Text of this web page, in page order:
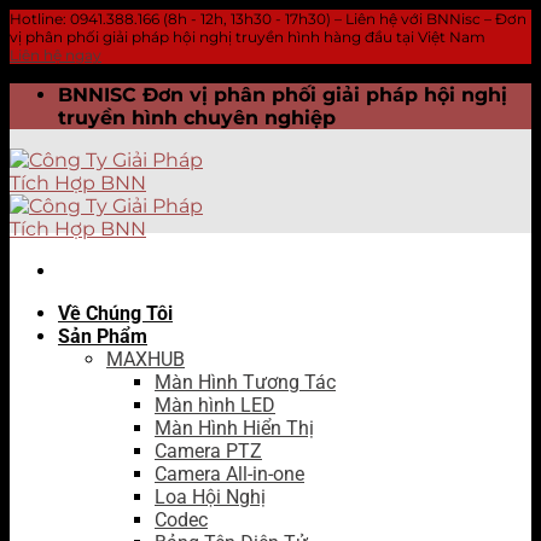
Hotline: 0941.388.166 (8h - 12h, 13h30 - 17h30) – Liên hệ với BNNisc – Đơn
vị phân phối giải pháp hội nghị truyền hình hàng đầu tại Việt Nam
Liên hệ ngay
content
BNNISC Đơn vị phân phối giải pháp hội nghị
truyền hình chuyên nghiệp
Về Chúng Tôi
Sản Phẩm
MAXHUB
Màn Hình Tương Tác
Màn hình LED
Màn Hình Hiển Thị
Camera PTZ
Camera All-in-one
Loa Hội Nghị
Codec